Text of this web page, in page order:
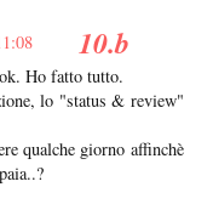
Ho fatto tutto.
lo "status & review"
qualche giorno affinchè